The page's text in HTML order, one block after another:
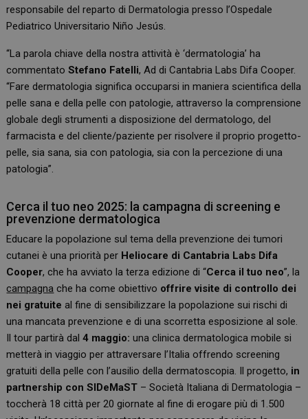
responsabile del reparto di Dermatologia presso l’Ospedale
Pediatrico Universitario Niño Jesús.
“La parola chiave della nostra attività è ‘dermatologia’ ha
commentatoStefano Fatelli, Ad di Cantabria Labs Difa Cooper.
“Fare dermatologia significa occuparsi in maniera scientifica della
pelle sana e della pelle con patologie, attraverso la comprensione
globale degli strumenti a disposizione del dermatologo, del
farmacista e del cliente/paziente per risolvere il proprio progetto-
pelle, sia sana, sia con patologia, sia con la percezione di una
patologia”.
Cerca il tuo neo 2025: la campagna di screening e
prevenzione dermatologica
Educare la popolazione sul tema della prevenzione dei tumori
cutanei è una priorità per Heliocare di Cantabria Labs Difa
Cooper, che ha avviato la terza edizione di “Cerca il tuo neo”, la
campagna che ha come obiettivo offrire visite di controllo dei
nei gratuite al fine di sensibilizzare la popolazione sui rischi di
una mancata prevenzione e di una scorretta esposizione al sole.
Il tour partirà dal4 maggio: una clinica dermatologica mobile si
metterà in viaggio per attraversare l’Italia offrendo screening
gratuiti della pelle con l’ausilio della dermatoscopia. Il progetto, in
partnership con SIDeMaST – Società Italiana di Dermatologia –
toccherà 18 città per 20 giornate al fine di erogare più di 1.500